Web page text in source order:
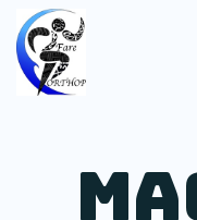
Se rendre au